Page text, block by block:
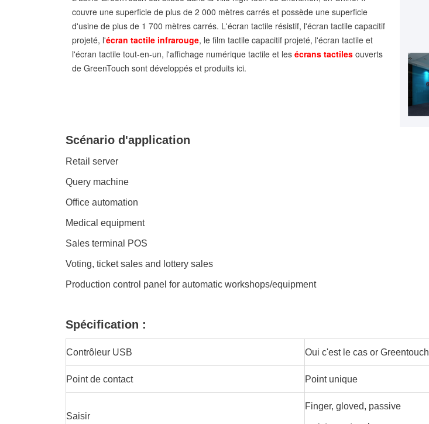
couvre une superficie de plus de 2 000 mètres carrés et possède une superficie
d'usine de plus de 1 700 mètres carrés. L'écran tactile résistif, l'écran tactile capacitif
projeté, l'écran tactile infrarouge, le film tactile capacitif projeté, l'écran tactile et
l'écran tactile tout-en-un, l'affichage numérique tactile et lesécrans tactiles ouverts
de GreenTouch sont développés et produits ici.
Scénario d'application
Retail server
Query machine
Office automation
Medical equipment
Sales terminal POS
Voting, ticket sales and lottery sales
Production control panel for automatic workshops/equipment
Spécification :
Contrôleur USB Oui c'est le cas or Greentouch
Point de contact Point unique
Saisir
Finger, gloved, passive